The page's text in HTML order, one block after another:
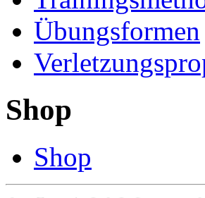
Übungsformen
Shop
Shop